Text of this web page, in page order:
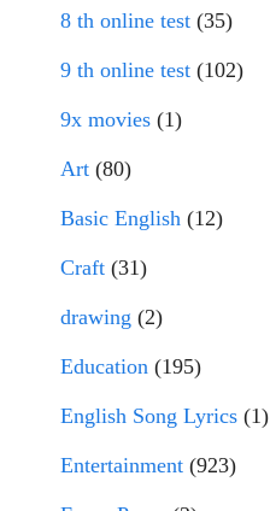
8 th online test (35)
9 th online test (102)
9x movies (1)
Art (80)
Basic English (12)
Craft (31)
drawing (2)
Education (195)
English Song Lyrics (1)
Entertainment (923)